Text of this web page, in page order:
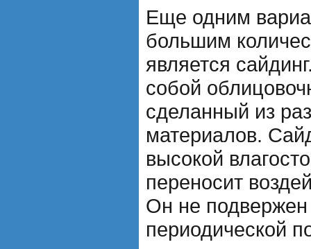
Еще одним
большим
является
собой
сделанный из
материалов.
высокой
переносит
Он не подвержен
периодической